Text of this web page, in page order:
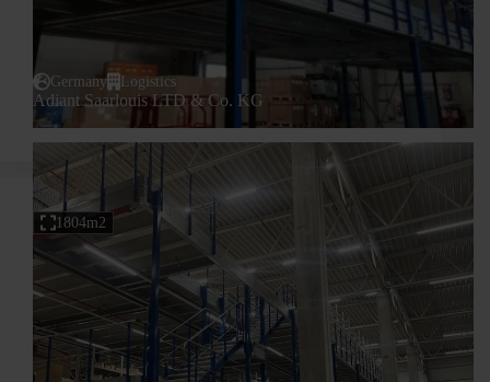
Germany Logistics
Adiant Saarlouis LTD & Co. KG
1804m2